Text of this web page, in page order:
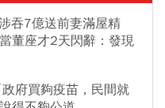
吞7億送前妻滿屋精
董座才2天閃辭：發現
府買夠疫苗，民間就